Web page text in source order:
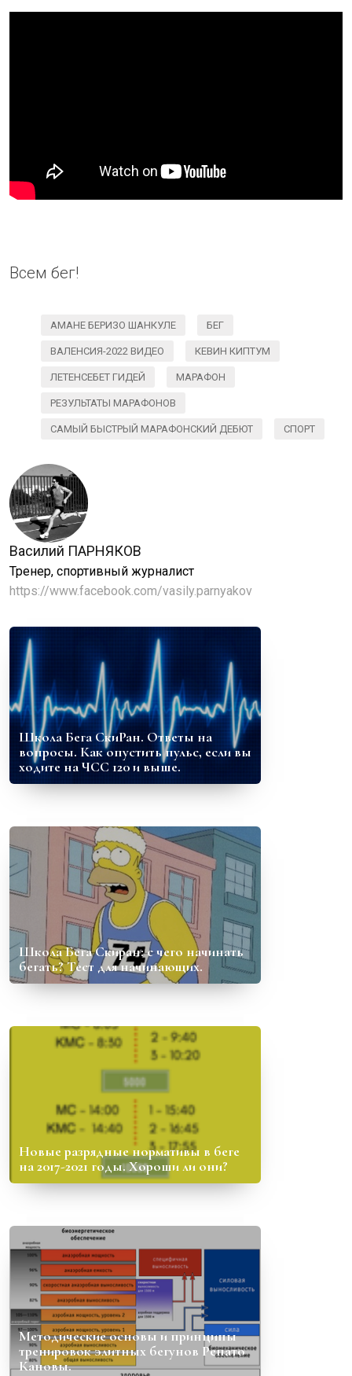
Всем бег!
АМАНЕ БЕРИЗО ШАНКУЛЕ БЕГ
ВАЛЕНСИЯ-2022 ВИДЕО КЕВИН КИПТУМ
ЛЕТЕНСЕБЕТ ГИДЕЙ МАРАФОН
РЕЗУЛЬТАТЫ МАРАФОНОВ
САМЫЙ БЫСТРЫЙ МАРАФОНСКИЙ ДЕБЮТ СПОРТ
Василий ПАРНЯКОВ
Тренер, спортивный журналист
https://www.facebook.com/vasily.parnyakov
Школа Бега СкиРан. Ответы на
вопросы. Как опустить пульс, если вы
ходите на ЧСС 120 и выше.
Школа Бега Скиран: с чего начинать
бегать? Тест для начинающих.
Новые разрядные нормативы в беге
на 2017-2021 годы. Хороши ли они?
Методические основы и принципы
тренировок элитных бегунов Ренато
Кановы.